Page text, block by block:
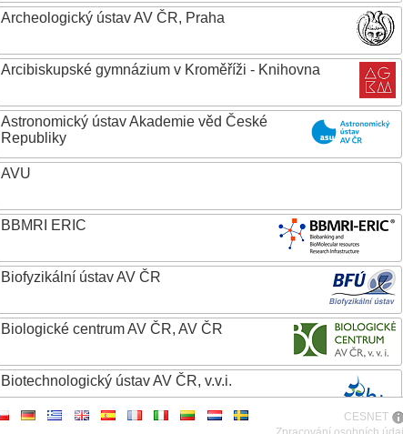
Archeologický ústav AV ČR, Praha
Arcibiskupské gymnázium v Kroměříži - Knihovna
Astronomický ústav Akademie věd České
Republiky
AVU
BBMRI ERIC
Biofyzikální ústav AV ČR
Biologické centrum AV ČR, AV ČR
Biotechnologický ústav AV ČR, v.v.i.
CESNET